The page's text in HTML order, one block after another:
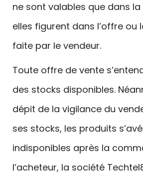
ne sont valables que dans
elles figurent dans l’offre ou
faite par le vendeur.
Toute offre de vente
des stocks disponibles.
dépit de la vigilance du
ses stocks, les produits
indisponibles après la
l’acheteur, la société